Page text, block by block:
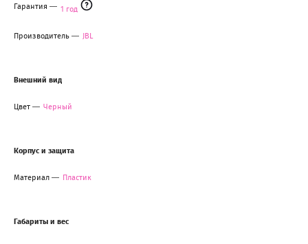
Гарантия 1 год
Производитель JBL
Внешний вид
Цвет Черный
Корпус и защита
Материал Пластик
Габариты и вес